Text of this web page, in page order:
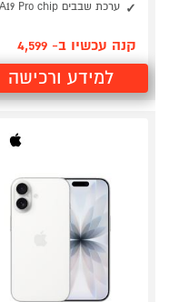
ערכת שבבים A19 Pro chip
קנה עכשיו ב- 4,599
למידע ורכישה